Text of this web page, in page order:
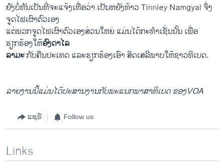
ຍັງ​ບໍ່​ທັນ​ເປັນ​ທີ່​ຈະ​ແຈ້ງ​ເທື່ອ​ວ່າ ​ເປັນ​ຫຍັງທ້າວ Tinnley Namgyal ຈຶ່ງ
ຈູດ​ໄຟ​ເຜົາ​ຕົວ​ເອງ
​ແຕ່​ພວກຈູດ​ໄຟ​ເຜົາ​ຕົວ​ເອງສ່ວນ​ໃຫຍ່ ​ແມ່ນ​ໄດ້​ກະທຳເຊັ່ນນັ້ນ​ ​ເພື່ອ
ຮຽກຮ້ອງ​ໃຫ້​ອົງດາ​ໄລ
ລາ​ມະ​ກັບ​ຄືນ​ປະ​ເທດ ​ແລະ​ຮຽກຮ້ອງ​ເອົາ ສິດ​ເສລີພາບ​ໃຫ້​ຊາວທິ​ເບ​ດ.
ລາຍງານນີ້ແມ່ນໄດ້ປະສານງານກັບພະແນກພາສາທິເບດ ຂອງVOA
ແຊຣ໌ Follow us
Links